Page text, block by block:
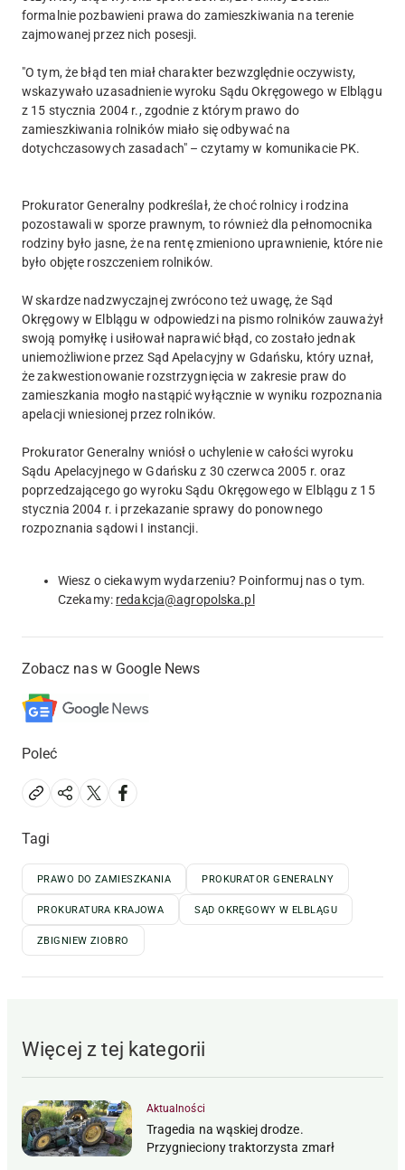
formalnie pozbawieni prawa do zamieszkiwania na terenie
zajmowanej przez nich posesji.
"O tym, że błąd ten miał charakter bezwzględnie oczywisty,
wskazywało uzasadnienie wyroku Sądu Okręgowego w Elblągu
z 15 stycznia 2004 r., zgodnie z którym prawo do
zamieszkiwania rolników miało się odbywać na
dotychczasowych zasadach" – czytamy w komunikacie PK.
Prokurator Generalny podkreślał, że choć rolnicy i rodzina
pozostawali w sporze prawnym, to również dla pełnomocnika
rodziny było jasne, że na rentę zmieniono uprawnienie, które nie
było objęte roszczeniem rolników.
W skardze nadzwyczajnej zwrócono też uwagę, że Sąd
Okręgowy w Elblągu w odpowiedzi na pismo rolników zauważył
swoją pomyłkę i usiłował naprawić błąd, co zostało jednak
uniemożliwione przez Sąd Apelacyjny w Gdańsku, który uznał,
że zakwestionowanie rozstrzygnięcia w zakresie praw do
zamieszkania mogło nastąpić wyłącznie w wyniku rozpoznania
apelacji wniesionej przez rolników.
Prokurator Generalny wniósł o uchylenie w całości wyroku
Sądu Apelacyjnego w Gdańsku z 30 czerwca 2005 r. oraz
poprzedzającego go wyroku Sądu Okręgowego w Elblągu z 15
stycznia 2004 r. i przekazanie sprawy do ponownego
rozpoznania sądowi I instancji.
Wiesz o ciekawym wydarzeniu? Poinformuj nas o tym.
Czekamy: redakcja@agropolska.pl
Zobacz nas w Google News
Poleć
Tagi
PRAWO DO ZAMIESZKANIA PROKURATOR GENERALNY
PROKURATURA KRAJOWA SĄD OKRĘGOWY W ELBLĄGU
ZBIGNIEW ZIOBRO
Więcej z tej kategorii
Aktualności
Tragedia na wąskiej drodze.
Przygnieciony traktorzysta zmarł